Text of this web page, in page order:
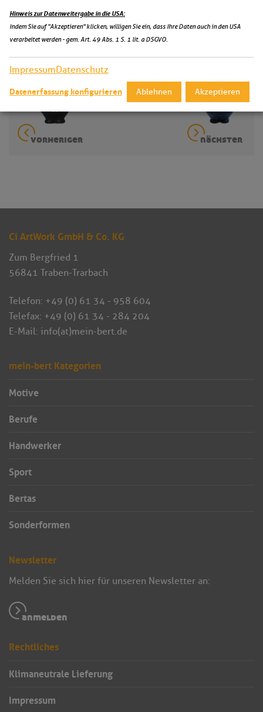
vorheriger
mein-berthandwerker
nächster
Ci ArtWork GmbH & Co. KG
Zum Bergfried 1
56841 Traben-Trarbach
Telefon: +49 (0) 61 34 - 958 604
Telefax: +49 (0) 61 34 - 284 204
E-Mail: info(at)mein-bert.de
mein-bert Kategorien
Motive
Berufe
Handwerker
Sport
Bertas
Sonderformen
Newsletter
Melden Sie sich hier für unseren Newsletter an:
anmelden
Rechtliches
Klimaneutrale Lieferung
Impressum
Hinweis zur Datenweitergabe in die USA:
Indem Sie auf "Akzeptieren" klicken, willigen Sie ein, dass Ihre Daten auch in den USA
verarbeitet werden - gem. Art. 49 Abs. 1 S. 1 lit. a DSGVO.
Impressum Datenschutz
Datenerfassung konfigurieren Ablehnen Akzeptieren